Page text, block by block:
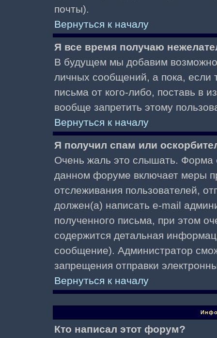
почты).
Вернуться к началу
Я все время получаю
В будущем мы добавим
личных сообщений, а пока, если
письма от кого-либо, поставь в
вообще запретить этому
Вернуться к началу
Я получил спам или
Очень жаль это слышать. Форма
данном форуме включает меры
отслеживания пользователей,
должен(а) написать e-mail
полученного письма, при этом
содержится детальная
сообщение). Администратор
запрещения отправки
Вернуться к началу
Кто написал этот форум?